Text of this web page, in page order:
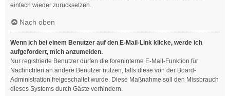
einfach wieder zurücksetzen.
Nach oben
Wenn ich bei einem Benutzer auf den E-Mail-Link klicke, werde ich
aufgefordert, mich anzumelden.
Nur registrierte Benutzer dürfen die foreninterne E-Mail-Funktion für
Nachrichten an andere Benutzer nutzen, falls diese von der Board-
Administration freigeschaltet wurde. Diese Maßnahme soll den Missbrauch
dieses Systems durch Gäste verhindern.